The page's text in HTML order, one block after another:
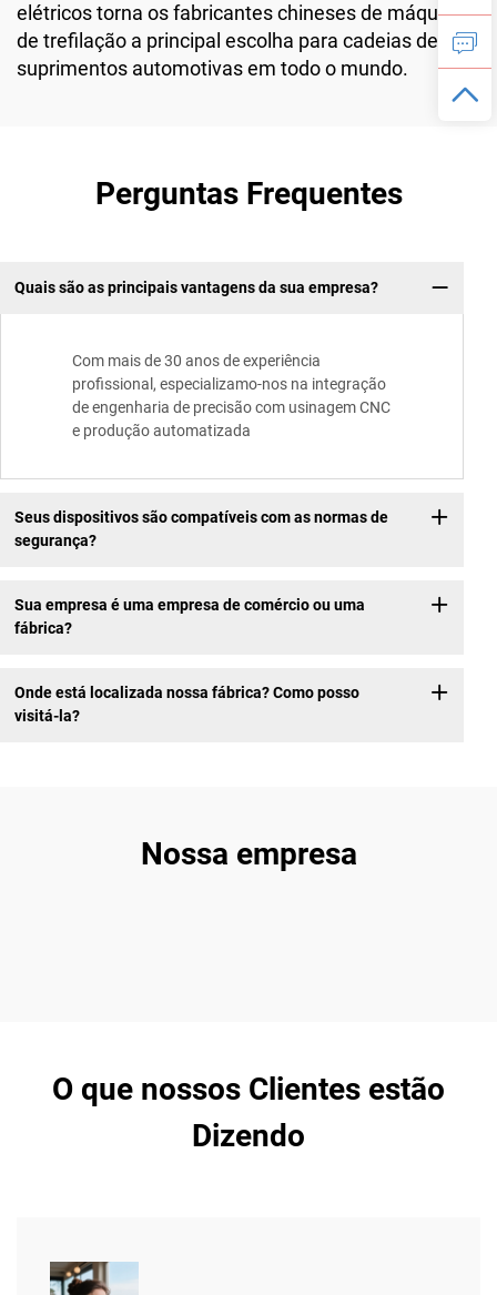
elétricos torna os fabricantes chineses de máquinas
de trefilação a principal escolha para cadeias de
suprimentos automotivas em todo o mundo.
Perguntas Frequentes
Quais são as principais vantagens da sua empresa?
Com mais de 30 anos de experiência
profissional, especializamo-nos na integração
de engenharia de precisão com usinagem CNC
e produção automatizada
Seus dispositivos são compatíveis com as normas de
segurança?
Sua empresa é uma empresa de comércio ou uma
fábrica?
Onde está localizada nossa fábrica? Como posso
visitá-la?
Nossa empresa
O que nossos Clientes estão
Dizendo